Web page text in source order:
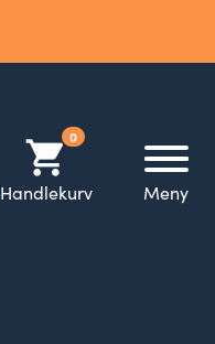
shopping_cart0
Handlekurv Meny